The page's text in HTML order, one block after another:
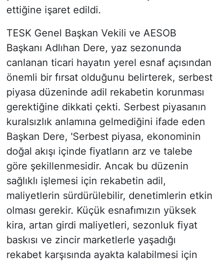
ettiğine işaret edildi.
TESK Genel Başkan Vekili ve AESOB
Başkanı Adlıhan Dere, yaz sezonunda
canlanan ticari hayatın yerel esnaf açısından
önemli bir fırsat olduğunu belirterek, serbest
piyasa düzeninde adil rekabetin korunması
gerektiğine dikkati çekti. Serbest piyasanın
kuralsızlık anlamına gelmediğini ifade eden
Başkan Dere, 'Serbest piyasa, ekonominin
doğal akışı içinde fiyatların arz ve talebe
göre şekillenmesidir. Ancak bu düzenin
sağlıklı işlemesi için rekabetin adil,
maliyetlerin sürdürülebilir, denetimlerin etkin
olması gerekir. Küçük esnafımızın yüksek
kira, artan girdi maliyetleri, sezonluk fiyat
baskısı ve zincir marketlerle yaşadığı
rekabet karşısında ayakta kalabilmesi için